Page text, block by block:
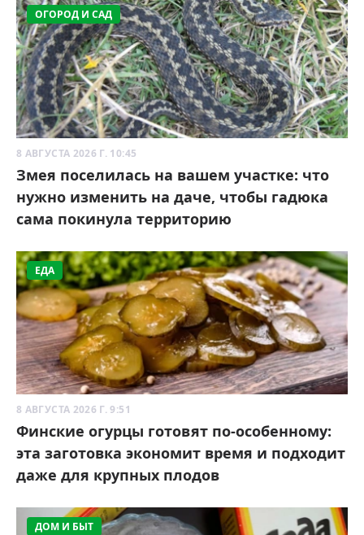
ОГОРОД И САД
8 АВГУСТА 2026 Г. 10:45
Змея поселилась на вашем участке: что
нужно изменить на даче, чтобы гадюка
сама покинула территорию
ЕДА
8 АВГУСТА 2026 Г. 9:51
Финские огурцы готовят по-особенному:
эта заготовка экономит время и подходит
даже для крупных плодов
ДОМ И БЫТ